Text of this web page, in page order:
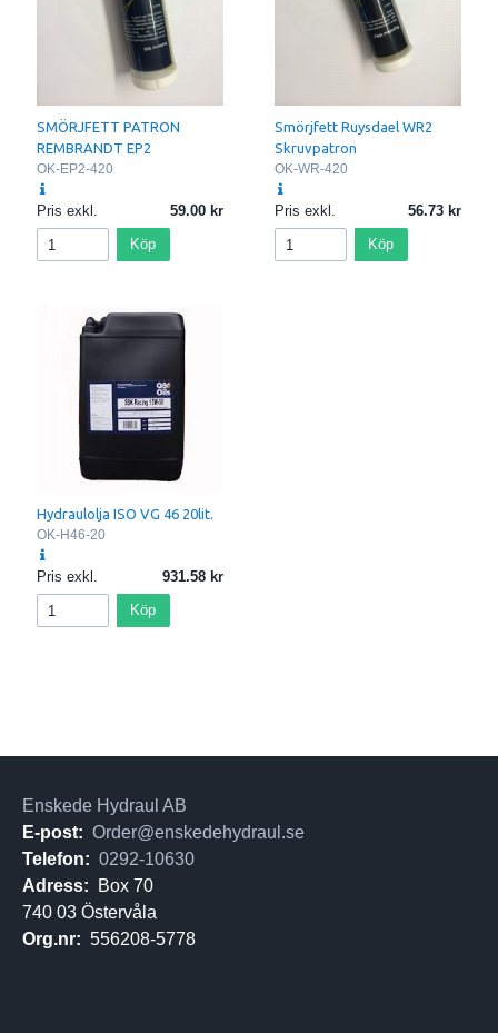
SMÖRJFETT PATRON
REMBRANDT EP2
OK-EP2-420
Pris exkl. 59.00
Köp
Smörjfett Ruysdael WR2
Skruvpatron
OK-WR-420
Pris exkl. 56.73
Köp
Hydraulolja ISO VG 46 20lit.
OK-H46-20
Pris exkl. 931.58
Köp
Enskede Hydraul AB
E-post: Order@enskedehydraul.se
Telefon: 0292-10630
Adress:
Box 70
740 03 Östervåla
Org.nr: 556208-5778